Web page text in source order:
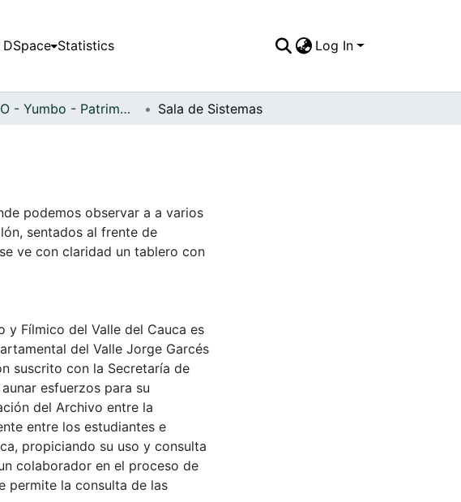
Statistics Log In
FFDO - Yumbo - Patrimonial Sala de Sistemas
podemos observar a a varios
sentados al frente de
ve con claridad un tablero con
y Fílmico del Valle del Cauca es
del Valle Jorge Garcés
suscrito con la Secretaría de
esfuerzos para su
del Archivo entre la
entre los estudiantes e
propiciando su uso y consulta
colaborador en el proceso de
permite la consulta de las